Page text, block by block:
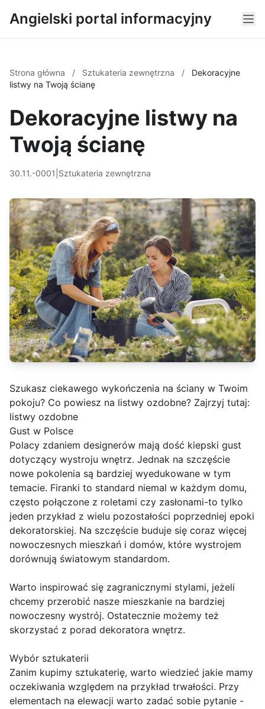
Angielski portal informacyjny
Strona główna / Sztukateria zewnętrzna /
Dekoracyjne
listwy na Twoją ścianę
Dekoracyjne listwy na
Twoją ścianę
30.11.-0001 Sztukateria zewnętrzna
Szukasz ciekawego wykończenia na ściany w Twoim
pokoju? Co powiesz na listwy ozdobne? Zajrzyj tutaj:
listwy ozdobne
Gust w Polsce
Polacy zdaniem designerów mają dość kiepski gust
dotyczący wystroju wnętrz. Jednak na szczęście
nowe pokolenia są bardziej wyedukowane w tym
temacie. Firanki to standard niemal w każdym domu,
często połączone z roletami czy zasłonami-to tylko
jeden przykład z wielu pozostałości poprzedniej epoki
dekoratorskiej. Na szczęście buduje się coraz więcej
nowoczesnych mieszkań i domów, które wystrojem
dorównują światowym standardom.
Warto inspirować się zagranicznymi stylami, jeżeli
chcemy przerobić nasze mieszkanie na bardziej
nowoczesny wystrój. Ostatecznie możemy też
skorzystać z porad dekoratora wnętrz.
Wybór sztukaterii
Zanim kupimy sztukaterię, warto wiedzieć jakie mamy
oczekiwania względem na przykład trwałości. Przy
elementach na elewacji warto zadać sobie pytanie -